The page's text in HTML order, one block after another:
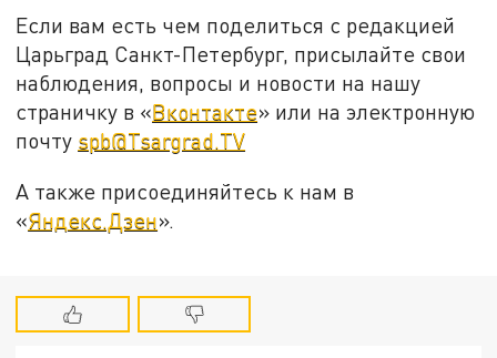
Если вам есть чем поделиться с редакцией
Царьград Санкт-Петербург, присылайте свои
наблюдения, вопросы и новости на нашу
страничку в «Вконтакте» или на электронную
почту spb@Tsargrad.TV
А также присоединяйтесь к нам в
«Яндекс.Дзен».